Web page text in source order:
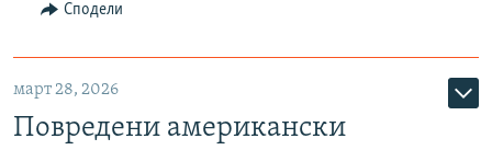
Сподели
март 28, 2026
Повредени американски